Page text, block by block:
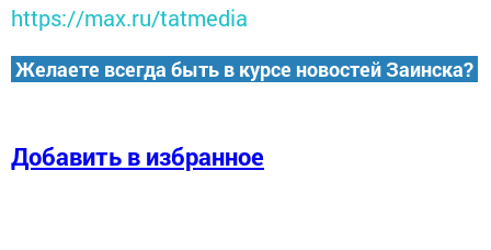
https://max.ru/tatmedia
Желаете всегда быть в курсе новостей Заинска?
Добавить в избранное